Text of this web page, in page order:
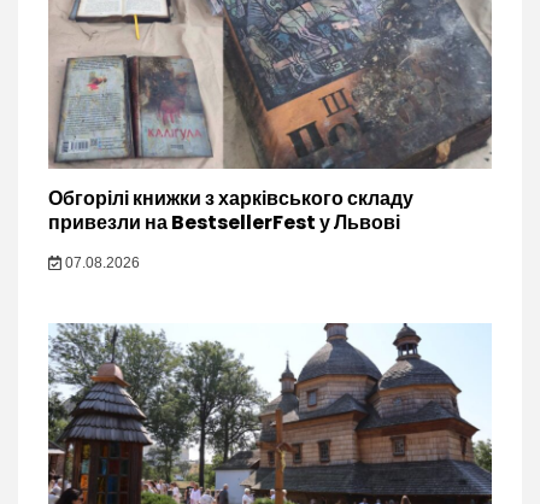
Обгорілі книжки з харківського складу
привезли на BestsellerFest у Львові
07.08.2026